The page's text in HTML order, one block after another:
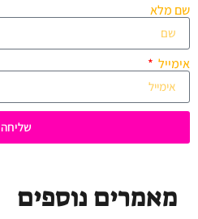
שם מלא
אימייל
שליחה
מאמרים נוספים